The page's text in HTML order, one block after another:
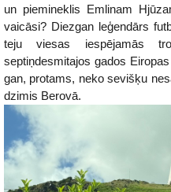
un piemineklis Emlinam
vaicāsi? Diezgan leģendārs
teju viesas iespējamās
septiņdesmitajos gados
gan, protams, neko sevišķu
dzimis Berovā.